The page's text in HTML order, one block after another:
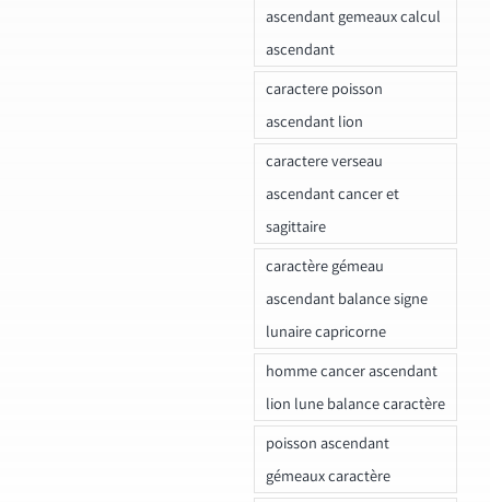
ascendant gemeaux calcul
ascendant
caractere poisson
ascendant lion
caractere verseau
ascendant cancer et
sagittaire
caractère gémeau
ascendant balance signe
lunaire capricorne
homme cancer ascendant
lion lune balance caractère
poisson ascendant
gémeaux caractère